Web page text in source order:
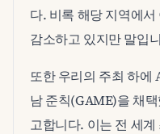
다. 비록 해당 지역에
감소하고 있지만 말입
또한 우리의 주최 하에
남 준칙(GAME)을 채
고합니다. 이는 전 세